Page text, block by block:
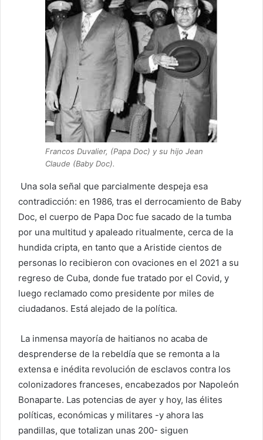
Francos Duvalier, (Papa Doc) y su hijo Jean
Claude (Baby Doc).
Una sola señal que parcialmente despeja esa
contradicción: en 1986, tras el derrocamiento de Baby
Doc, el cuerpo de Papa Doc fue sacado de la tumba
por una multitud y apaleado ritualmente, cerca de la
hundida cripta, en tanto que a Aristide cientos de
personas lo recibieron con ovaciones en el 2021 a su
regreso de Cuba, donde fue tratado por el Covid, y
luego reclamado como presidente por miles de
ciudadanos. Está alejado de la política.
La inmensa mayoría de haitianos no acaba de
desprenderse de la rebeldía que se remonta a la
extensa e inédita revolución de esclavos contra los
colonizadores franceses, encabezados por Napoleón
Bonaparte. Las potencias de ayer y hoy, las élites
políticas, económicas y militares -y ahora las
pandillas, que totalizan unas 200- siguen